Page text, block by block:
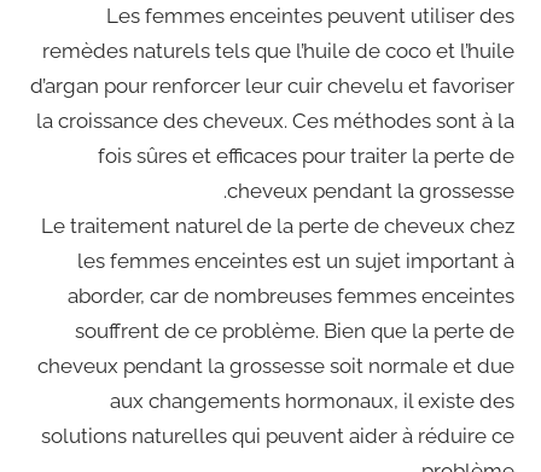
Les femmes enceintes peuvent utiliser des
remèdes naturels tels que l’huile de coco et l’huile
d’argan pour renforcer leur cuir chevelu et favoriser
la croissance des cheveux. Ces méthodes sont à la
fois sûres et efficaces pour traiter la perte de
cheveux pendant la grossesse.
Le traitement naturel de la perte de cheveux chez
les femmes enceintes est un sujet important à
aborder, car de nombreuses femmes enceintes
souffrent de ce problème. Bien que la perte de
cheveux pendant la grossesse soit normale et due
aux changements hormonaux, il existe des
solutions naturelles qui peuvent aider à réduire ce